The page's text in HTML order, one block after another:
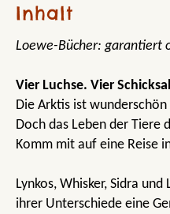
Inhalt
Loewe-Bücher: garantiert
Vier Luchse. Vier
Die Arktis ist
Doch das Leben der Tiere
Komm mit auf eine Reise
Lynkos, Whisker, Sidra
ihrer Unterschiede eine